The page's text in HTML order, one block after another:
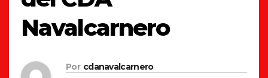
Navalcarnero
Por cdanavalcarnero